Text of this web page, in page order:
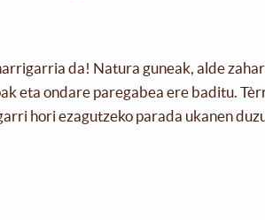
da! Natura guneak, alde
eta ondare paregabea ere baditu.
hori ezagutzeko parada ukanen